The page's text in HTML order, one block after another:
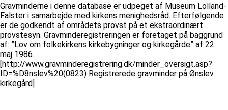
Gravminderne i denne database er udpeget af Museum Lolland-
Falster i samarbejde med kirkens menighedsråd. Efterfølgende
er de godkendt af områdets provst på et ekstraordinært
provstesyn. Gravminderegistreringen er foretaget på baggrund
af: ”Lov om folkekirkens kirkebygninger og kirkegårde” af 22.
maj 1986.
[http://www.gravminderegistrering.dk/minder_oversigt.asp?
ID=%D8nslev%20(0823) Registrerede gravminder på Ønslev
kirkegård]